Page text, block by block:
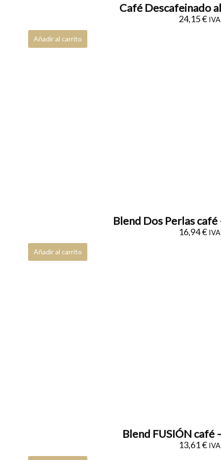
Café Descafeinado
24,15€
Añadir al carrito
Blend Dos Perlas
16,94€
Añadir al carrito
Blend FUSIÓN café
13,61€